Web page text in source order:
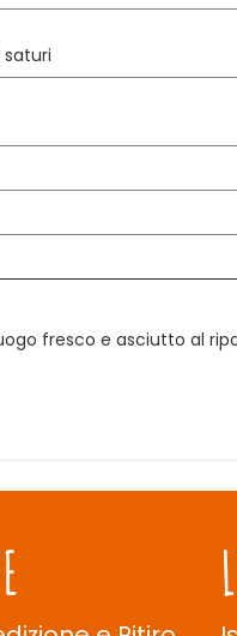
saturi
fresco e asciutto al